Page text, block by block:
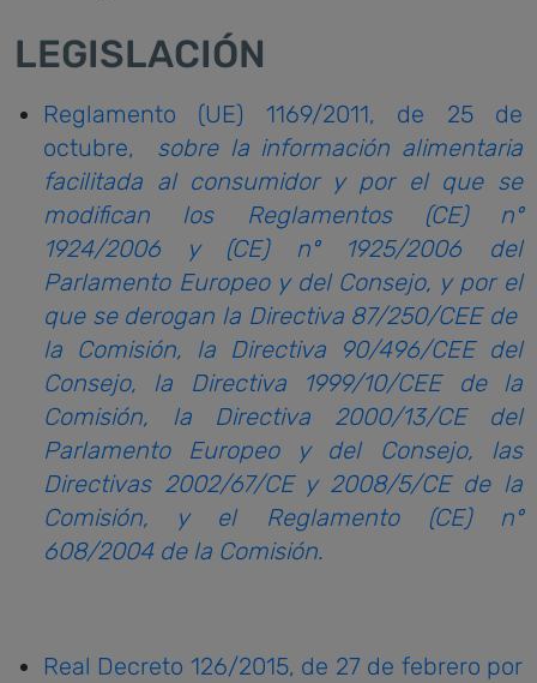
LEGISLACIÓN
Reglamento (UE) 1169/2011, de 25 de
octubre,
sobre la información alimentaria
facilitada al consumidor y por el que se
modifican los Reglamentos (CE) nº
1924/2006 y (CE) nº 1925/2006 del
Parlamento Europeo y del Consejo, y por el
que se derogan la Directiva 87/250/CEE de
la Comisión, la Directiva 90/496/CEE del
Consejo, la Directiva 1999/10/CEE de la
Comisión, la Directiva 2000/13/CE del
Parlamento Europeo y del Consejo, las
Directivas 2002/67/CE y 2008/5/CE de la
Comisión, y el Reglamento (CE) nº
608/2004 de la Comisión.
Real Decreto 126/2015, de 27 de febrero por